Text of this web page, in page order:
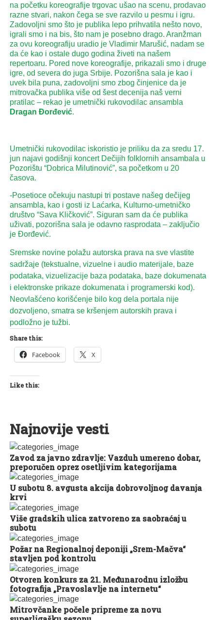
na početku koreografije trgovac ušao na scenu, prodavao
razne stvari, nakon čega se sve razvilo u pesmu i igru.
Zadovoljni smo što je publika lepo prihvatila nešto novo,
igrali smo i na bis, što nam je posebno drago. Aranžman
za ovu koreografiju uradio je Vladimir Marušić, nadam se
da će kao i ostale dugo godina živeti na našem
repertoaru. Pored nove koreografije, prikazali smo i druge
igre, od severa do juga Srbije. Pozorišna sala je kao i
uvek bila puna, zadovoljni smo zbog činjenice da je
mitrovačka publika više od šest decenija naš verni
pratilac – rekao je umetnički rukovodilac ansambla
Dragan Đorđević.
Umetnički rukovodilac iskoristio je priliku da za sredu 17.
jun najavi godišnji koncert Dečijih folklornih ansambala u
Pozorištu “Dobrica Milutinović”, sa početkom u 20
časova.
-Posetioce očekuju nastupi tri postave našeg dečijeg
ansambla, kao i gosti iz Laćarka, Kulturno-umetničko
društvo “Sava Kličković”. Siguran sam da će publika
uživati, pozorišna sala je odavno rasprodata – zaključio
je Đorđević.
Sremske novine polažu autorska prava na sve vlastite
sadržaje (tekstualne, vizuelne i audio materijale, baze
podataka, vizuelizacije baza podataka, baze dokumenata
i elektronske prikaze dokumenata i programerski kod).
Neovlašćeno korišćenje bilo kog dela portala nije
dozvoljeno, smatra se kršenjem autorskih prava i
podložno je tužbi.
Share this:
Facebook X
Like this:
Najnovije vesti
Zavod za javno zdravlje: Vazduh umereno dobar,
preporučen oprez osetljivim kategorijama
U subotu 8. avgusta akcija dobrovoljnog davanja
krvi
Više gradskih ulica zatvoreno za saobraćaj u
subotu
Požar na Regionalnoj deponiji „Srem-Mačva“
stavljen pod kontrolu
Otvoren konkurs za 21. Međunarodnu izložbu
fotografija „Pravoslavlje na internetu“
Mitrovčanke počele pripreme za novu